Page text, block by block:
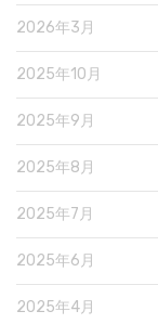
2026年3月
2025年10月
2025年9月
2025年8月
2025年7月
2025年6月
2025年4月